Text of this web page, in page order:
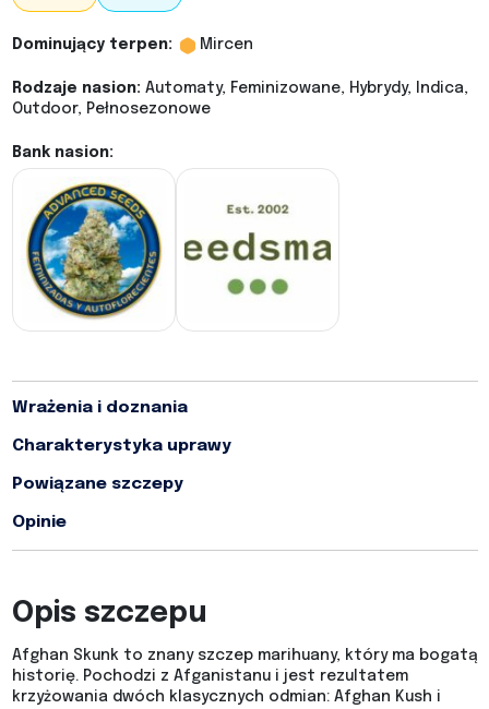
Dominujący terpen: Mircen
Rodzaje nasion: Automaty, Feminizowane, Hybrydy, Indica,
Outdoor, Pełnosezonowe
Bank nasion:
Wrażenia i doznania
Charakterystyka uprawy
Powiązane szczepy
Opinie
Opis szczepu
Afghan Skunk to znany szczep marihuany, który ma bogatą
historię. Pochodzi z Afganistanu i jest rezultatem
krzyżowania dwóch klasycznych odmian: Afghan Kush i